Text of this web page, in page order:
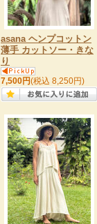
asana ヘンプコットン
薄手 カットソー・きな
り
7,500円(税込 8,250円)